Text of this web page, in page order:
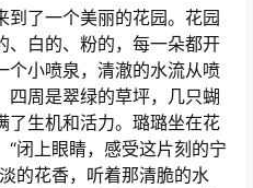
到了一个美丽的花园。花园
、白的、粉的，每一朵都开
个小喷泉，清澈的水流从喷
四周是翠绿的草坪，几只蝴
了生机和活力。璐璐坐在花
闭上眼睛，感受这片刻的宁
的花香，听着那清脆的水